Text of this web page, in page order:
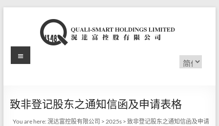
滉
富
控
选
择
Menu
致非登记股东之通知信函及申请表格
You are here:滉达富控股有限公司 >2025s >致非登记股东之通知信函及申请